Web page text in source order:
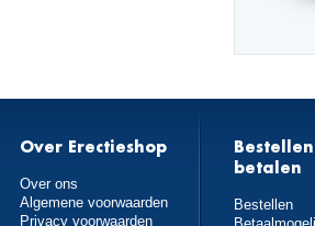
Over Erectieshop
Over ons
Algemene voorwaarden
Privacy voorwaarden
betalen
Bestellen